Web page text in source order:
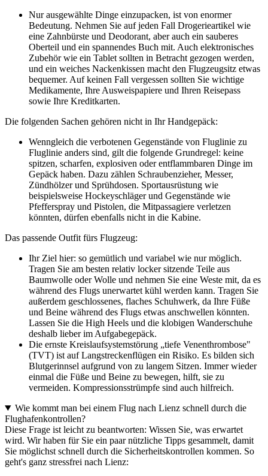
Nur ausgewählte Dinge einzupacken, ist von enormer
Bedeutung. Nehmen Sie auf jeden Fall Drogerieartikel wie
eine Zahnbürste und Deodorant, aber auch ein sauberes
Oberteil und ein spannendes Buch mit. Auch elektronisches
Zubehör wie ein Tablet sollten in Betracht gezogen werden,
und ein weiches Nackenkissen macht den Flugzeugsitz etwas
bequemer. Auf keinen Fall vergessen sollten Sie wichtige
Medikamente, Ihre Ausweispapiere und Ihren Reisepass
sowie Ihre Kreditkarten.
Die folgenden Sachen gehören nicht in Ihr Handgepäck:
Wenngleich die verbotenen Gegenstände von Fluglinie zu
Fluglinie anders sind, gilt die folgende Grundregel: keine
spitzen, scharfen, explosiven oder entflammbaren Dinge im
Gepäck haben. Dazu zählen Schraubenzieher, Messer,
Zündhölzer und Sprühdosen. Sportausrüstung wie
beispielsweise Hockeyschläger und Gegenstände wie
Pfefferspray und Pistolen, die Mitpassagiere verletzen
könnten, dürfen ebenfalls nicht in die Kabine.
Das passende Outfit fürs Flugzeug:
Ihr Ziel hier: so gemütlich und variabel wie nur möglich.
Tragen Sie am besten relativ locker sitzende Teile aus
Baumwolle oder Wolle und nehmen Sie eine Weste mit, da es
während des Flugs unerwartet kühl werden kann. Tragen Sie
außerdem geschlossenes, flaches Schuhwerk, da Ihre Füße
und Beine während des Flugs etwas anschwellen könnten.
Lassen Sie die High Heels und die klobigen Wanderschuhe
deshalb lieber im Aufgabegepäck.
Die ernste Kreislaufsystemstörung „tiefe Venenthrombose"
(TVT) ist auf Langstreckenflügen ein Risiko. Es bilden sich
Blutgerinnsel aufgrund von zu langem Sitzen. Immer wieder
einmal die Füße und Beine zu bewegen, hilft, sie zu
vermeiden. Kompressionsstrümpfe sind auch hilfreich.
Wie kommt man bei einem Flug nach Lienz schnell durch die
Flughafenkontrollen?
Diese Frage ist leicht zu beantworten: Wissen Sie, was erwartet
wird. Wir haben für Sie ein paar nützliche Tipps gesammelt, damit
Sie möglichst schnell durch die Sicherheitskontrollen kommen. So
geht's ganz stressfrei nach Lienz: